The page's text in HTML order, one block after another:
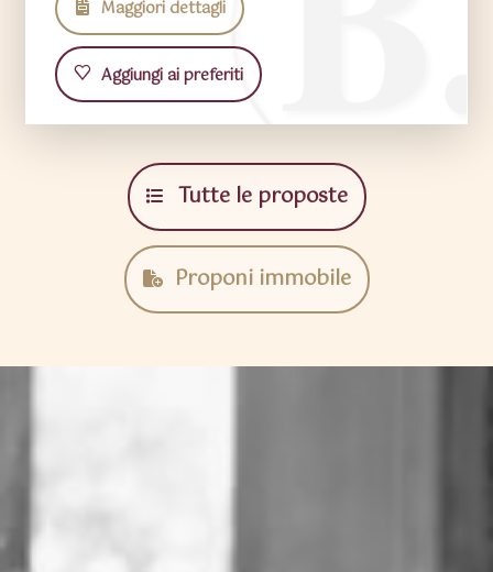
Maggiori dettagli
Aggiungi ai preferiti
Tutte le proposte
Proponi immobile